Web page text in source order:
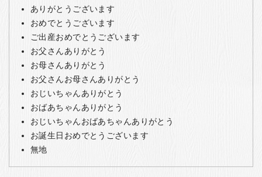
ありがとうございます
おめでとうございます
ご出産おめでとうございます
お父さんありがとう
お母さんありがとう
お父さんお母さんありがとう
おじいちゃんありがとう
おばあちゃんありがとう
おじいちゃんおばあちゃんありがとう
お誕生日おめでとうございます
無地